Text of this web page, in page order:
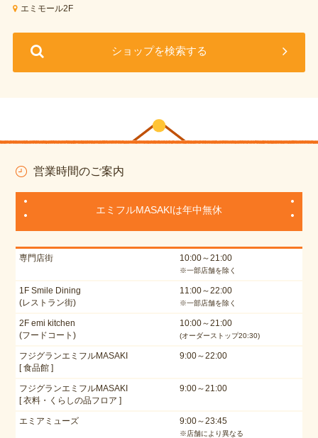
エミモール2F
ショップを検索する
営業時間のご案内
エミフルMASAKIは年中無休
専門店街 10:00～21:00
※一部店舗を除く
1F Smile Dining
(レストラン街)
11:00～22:00
※一部店舗を除く
2F emi kitchen
(フードコート)
10:00～21:00
(オーダーストップ20:30)
フジグランエミフルMASAKI
[ 食品館 ]
9:00～22:00
フジグランエミフルMASAKI
[ 衣料・くらしの品フロア ]
9:00～21:00
エミアミューズ 9:00～23:45
※店舗により異なる